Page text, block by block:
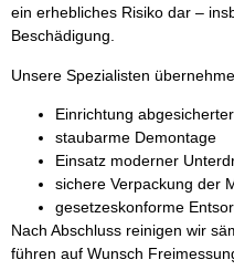
ein erhebliches Risiko dar –
Beschädigung.
Unsere Spezialisten
Einrichtung
staubarme Demontage
Einsatz moderner
sichere Verpackung der
gesetzeskonforme
Nach Abschluss reinigen wir
führen auf Wunsch